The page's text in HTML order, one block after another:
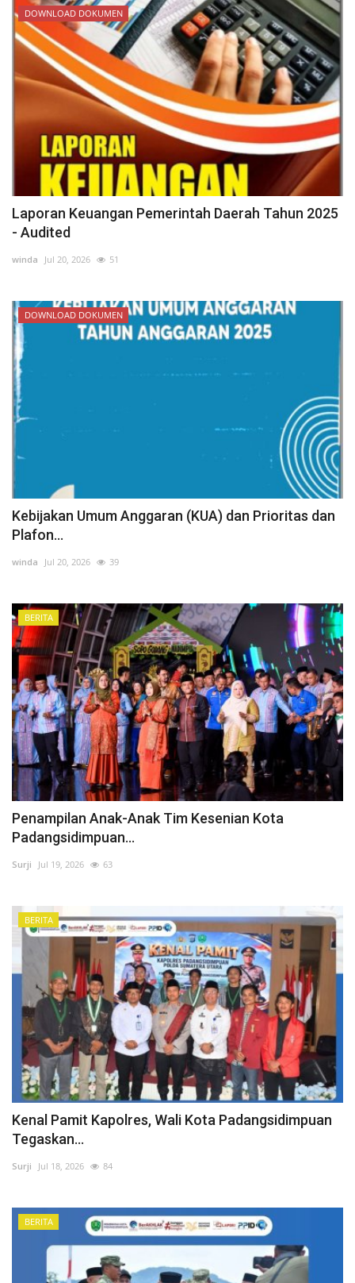
DOWNLOAD DOKUMEN
Laporan Keuangan Pemerintah Daerah Tahun 2025
- Audited
winda Jul 20, 2026 51
DOWNLOAD DOKUMEN
Kebijakan Umum Anggaran (KUA) dan Prioritas dan
Plafon...
winda Jul 20, 2026 39
BERITA
Penampilan Anak-Anak Tim Kesenian Kota
Padangsidimpuan...
Surji Jul 19, 2026 63
BERITA
Kenal Pamit Kapolres, Wali Kota Padangsidimpuan
Tegaskan...
Surji Jul 18, 2026 84
BERITA